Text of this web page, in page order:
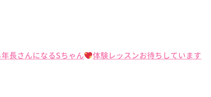
長さんになるSちゃん 体験レッスンお待ちしています